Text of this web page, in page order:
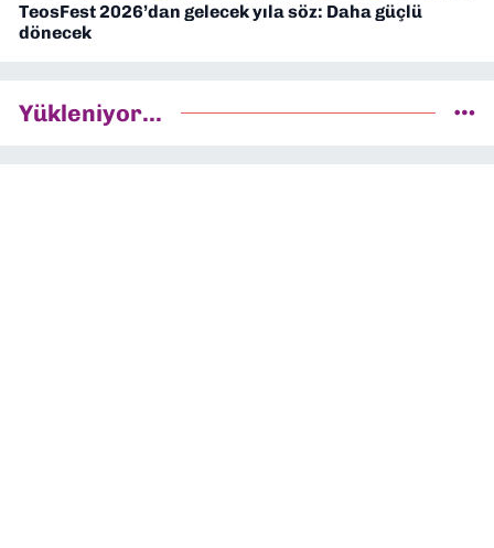
TeosFest 2026’dan gelecek yıla söz: Daha güçlü
dönecek
Yükleniyor...